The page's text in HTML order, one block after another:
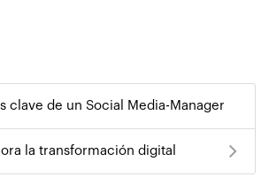
clave de un Social Media-Manager
la transformación digital